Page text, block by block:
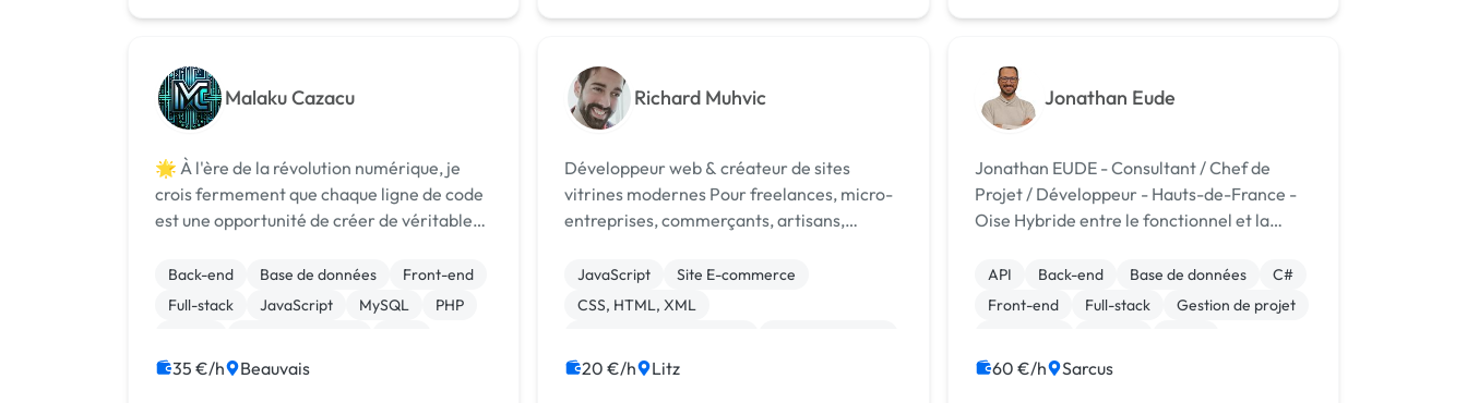
Malaku Cazacu
🌟 À l'ère de la révolution numérique, je
crois fermement que chaque ligne de code
est une opportunité de créer de véritables
exceptionnels et inoubliables. 💡 Ma
passion pour l'innovation alimente
Back-end Base de données
Front-end
Full-stack
JavaScript MySQL
PHP
35 €/h Beauvais
Richard Muhvic
Développeur web & créateur de sites
vitrines modernes Pour freelances, micro-
entreprises, commerçants, artisans,
une présence en ligne claire, rapide et
professionnelle. ### 🔧 Ce que je propose
JavaScript
Site E-commerce
CSS, HTML, XML
Site clé en main
20 €/h Litz
Jonathan Eude
Jonathan EUDE - Consultant / Chef de
Projet / Développeur - Hauts-de-France -
Oise Hybride entre le fonctionnel et la
métiers d’une entreprise et répondre par
des solutions sur mesure, c’est le consultant
API Back-end Base de données
C#
Front-end
Full-stack
Gestion de projet
60 €/h Sarcus